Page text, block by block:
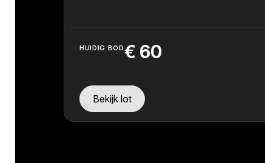
HUIDIG BOD€ 60
Bekijk lot